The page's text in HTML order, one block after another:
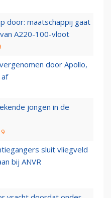
door: maatschappij gaat
A220-100-vloot
door Apollo,
af
jongen in de
sluit vliegveld
bij ANVR